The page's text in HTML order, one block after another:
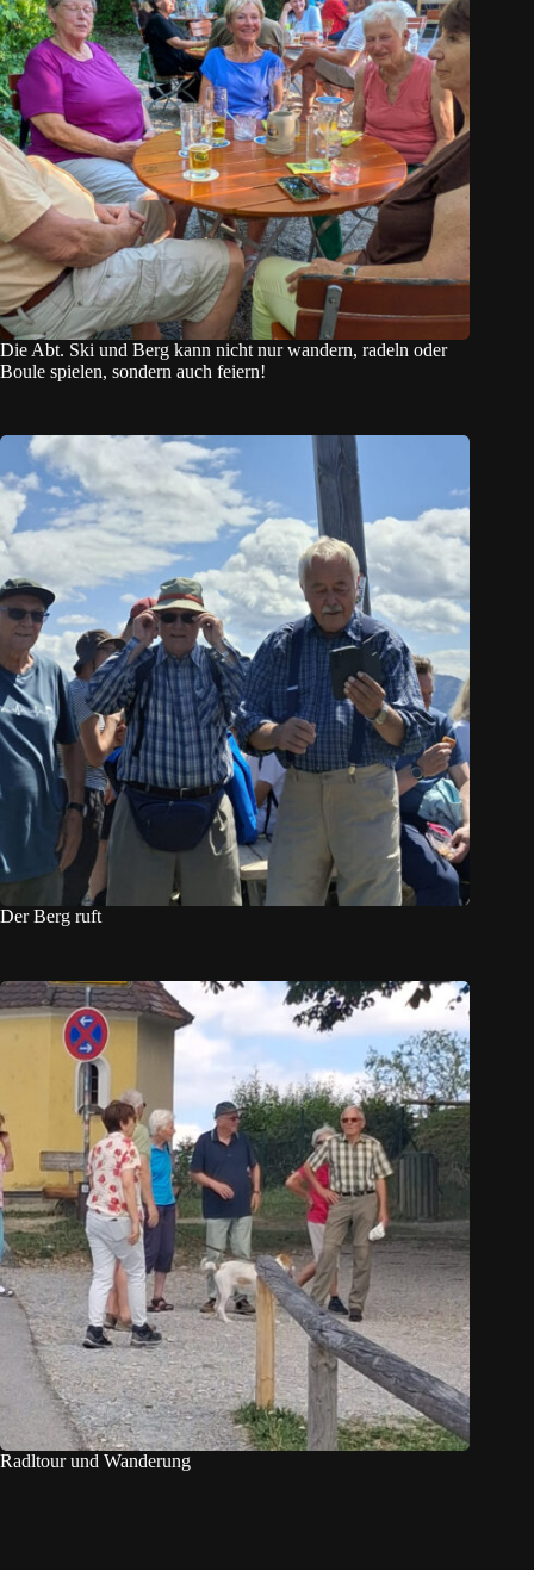
Die Abt. Ski und Berg kann nicht nur wandern, radeln oder
Boule spielen, sondern auch feiern!
Der Berg ruft
Radltour und Wanderung